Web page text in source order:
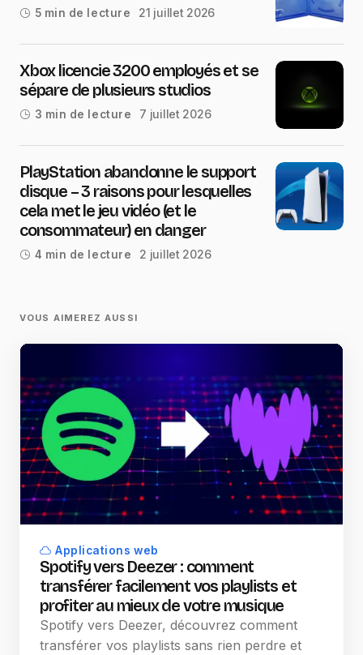
5 min de lecture 21 juillet 2026
Xbox licencie 3200 employés et se
sépare de plusieurs studios
3 min de lecture 7 juillet 2026
PlayStation abandonne le support
disque – 3 raisons pour lesquelles
cela met le jeu vidéo (et le
consommateur) en danger
4 min de lecture 2 juillet 2026
VOUS AIMEREZ AUSSI
Applications web
Spotify vers Deezer : comment
transférer facilement vos playlists et
profiter au mieux de votre musique
Spotify vers Deezer, découvrez comment
transférer vos playlists sans rien perdre et